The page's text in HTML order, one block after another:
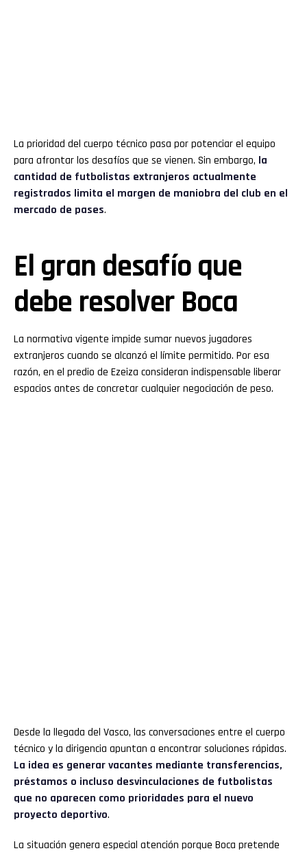
La prioridad del cuerpo técnico pasa por potenciar el equipo
para afrontar los desafíos que se vienen. Sin embargo, la
cantidad de futbolistas extranjeros actualmente
registrados limita el margen de maniobra del club en el
mercado de pases.
El gran desafío que
debe resolver Boca
La normativa vigente impide sumar nuevos jugadores
extranjeros cuando se alcanzó el límite permitido. Por esa
razón, en el predio de Ezeiza consideran indispensable liberar
espacios antes de concretar cualquier negociación de peso.
Desde la llegada del Vasco, las conversaciones entre el cuerpo
técnico y la dirigencia apuntan a encontrar soluciones rápidas.
La idea es generar vacantes mediante transferencias,
préstamos o incluso desvinculaciones de futbolistas
que no aparecen como prioridades para el nuevo
proyecto deportivo.
La situación genera especial atención porque Boca pretende